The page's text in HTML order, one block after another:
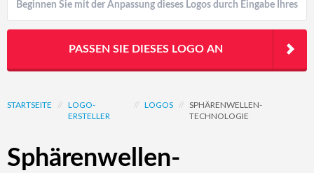
STARTSEITE // LOGO-
ERSTELLER
// LOGOS // SPHÄRENWELLEN-
TECHNOLOGIE
Sphärenwellen-
PASSEN SIE DIESES LOGO AN